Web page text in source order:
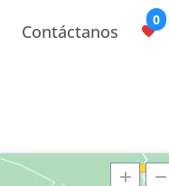
Contáctanos
0